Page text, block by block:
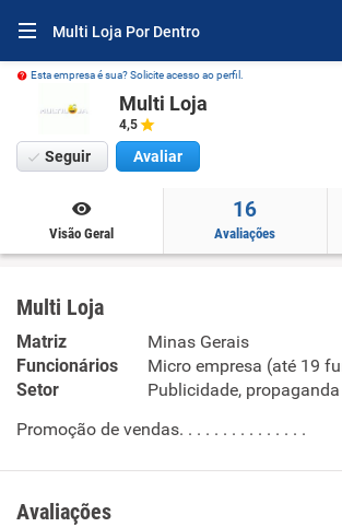
Multi Loja Por Dentro
Esta empresa é sua? Solicite acesso ao perfil.
Multi Loja
4,5
Seguir Avaliar
Visão Geral
16
Avaliações
Multi Loja
Matriz
Minas Gerais
Funcionários
Micro empresa (até 19
Setor
Publicidade,
Promoção de vendas. . . . . . . . . . . . . . .
Avaliações